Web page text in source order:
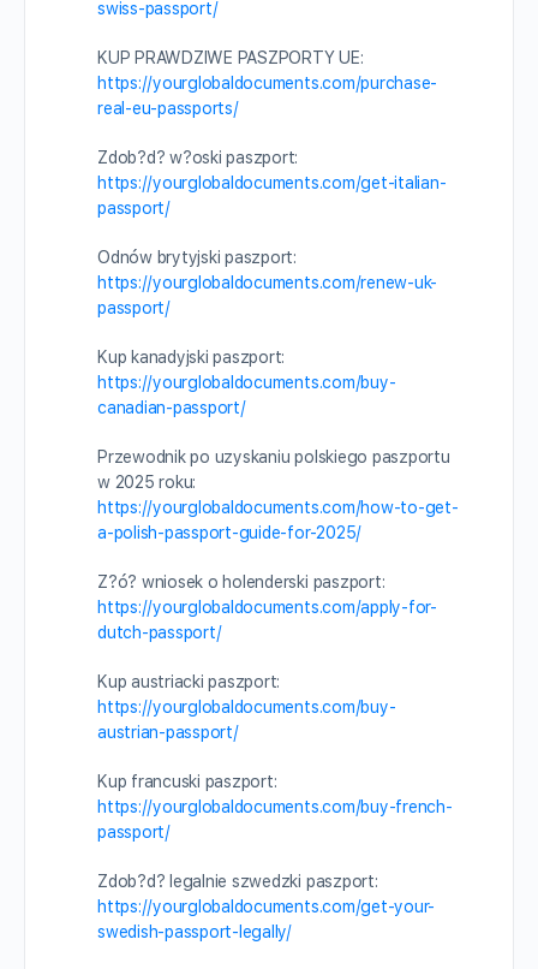
swiss-passport/
KUP PRAWDZIWE PASZPORTY UE:
https://yourglobaldocuments.com/purchase-
real-eu-passports/
Zdob?d? w?oski paszport:
https://yourglobaldocuments.com/get-italian-
passport/
Odnów brytyjski paszport:
https://yourglobaldocuments.com/renew-uk-
passport/
Kup kanadyjski paszport:
https://yourglobaldocuments.com/buy-
canadian-passport/
Przewodnik po uzyskaniu polskiego paszportu
w 2025 roku:
https://yourglobaldocuments.com/how-to-get-
a-polish-passport-guide-for-2025/
Z?ó? wniosek o holenderski paszport:
https://yourglobaldocuments.com/apply-for-
dutch-passport/
Kup austriacki paszport:
https://yourglobaldocuments.com/buy-
austrian-passport/
Kup francuski paszport:
https://yourglobaldocuments.com/buy-french-
passport/
Zdob?d? legalnie szwedzki paszport:
https://yourglobaldocuments.com/get-your-
swedish-passport-legally/